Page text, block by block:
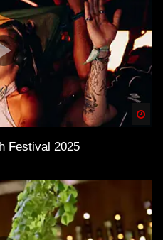
Festival 2025